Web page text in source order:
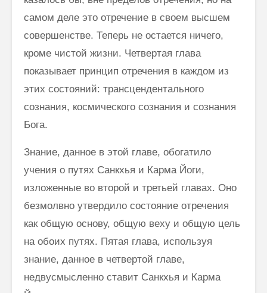
самом деле это отречение в своем высшем
совершенстве. Теперь не остается ничего,
кроме чистой жизни. Четвертая глава
показывает принцип отречения в каждом из
этих состояний: транс­цендентального
сознания, космического сознания и сознания
Бога.
Знание, данное в этой главе, обогатило
учения о путях Санкхья и Карма Йоги,
изложенные во второй и третьей главах. Оно
безмолвно утвердило состояние отречения
как общую основу, общую веху и общую цель
на обоих путях. Пятая глава, используя
знание, данное в четвертой главе,
недвусмысленно ставит Санкхья и Карма